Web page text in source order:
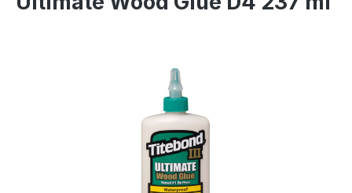
Bildergalerie überspringen